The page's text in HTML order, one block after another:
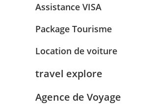
Assistance VISA
Package Tourisme
Location de voiture
travel explore
Agence de Voyage